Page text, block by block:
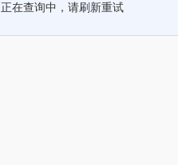
正在查询中，请刷新重试